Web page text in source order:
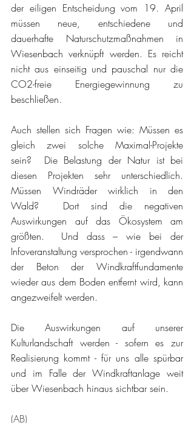
der eiligen Entscheidung vom 19. April
müssen neue, entschiedene und
dauerhafte Naturschutzmaßnahmen in
Wiesenbach verknüpft werden. Es reicht
nicht aus einseitig und pauschal nur die
CO2-freie Energiegewinnung zu
beschließen.
Auch stellen sich Fragen wie: Müssen es
gleich zwei solche Maximal-Projekte
sein?  Die Belastung der Natur ist bei
diesen Projekten sehr unterschiedlich.
Müssen Windräder wirklich in den
Wald?  Dort sind die negativen
Auswirkungen auf das Ökosystem am
größten.  Und dass – wie bei der
Infoveranstaltung versprochen - irgendwann
der Beton der Windkraftfundamente
wieder aus dem Boden entfernt wird, kann
angezweifelt werden.
Die Auswirkungen auf unserer
Kulturlandschaft werden - sofern es zur
Realisierung kommt - für uns alle spürbar
und im Falle der Windkraftanlage weit
über Wiesenbach hinaus sichtbar sein.
(AB)